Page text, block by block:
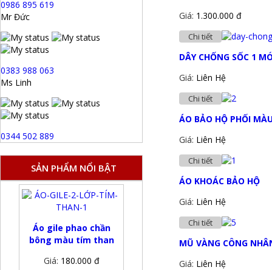
Giá: 1.300.000 đ
Chi tiết
DÂY CHỐNG SỐC 1
Giá: Liên Hệ
Chi tiết
ÁO BẢO HỘ PHỐI
Giá: Liên Hệ
Chi tiết
ÁO KHOÁC BẢO HỘ
Giá: Liên Hệ
Chi tiết
MŨ VÀNG CÔNG
Giá: Liên Hệ
0986 895 619
Mr Đức
0383 988 063
Ms Linh
0344 502 889
SẢN PHẨM NỔI BẬT
Áo gile phao chần
bông màu tím than
Giá: 180.000 đ